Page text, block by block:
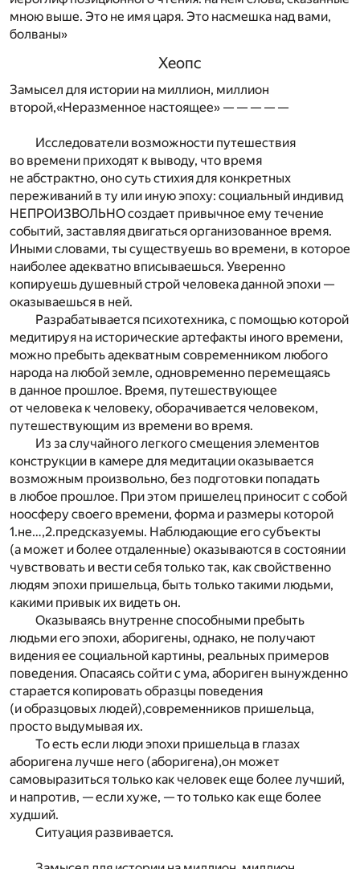
мною выше. Это не имя царя. Это насмешка над вами,
болваны»
Хеопс
Замысел для истории на миллион, миллион
второй,«Неразменное настоящее» — — — — —
Исследователи возможности путешествия
во времени приходят к выводу, что время
не абстрактно, оно суть стихия для конкретных
переживаний в ту или иную эпоху: социальный индивид
НЕПРОИЗВОЛЬНО создает привычное ему течение
событий, заставляя двигаться организованное время.
Иными словами, ты существуешь во времени, в которое
наиболее адекватно вписываешься. Уверенно
копируешь душевный строй человека данной эпохи —
оказываешься в ней.
Разрабатывается психотехника, с помощью которой
медитируя на исторические артефакты иного времени,
можно пребыть адекватным современником любого
народа на любой земле, одновременно перемещаясь
в данное прошлое. Время, путешествующее
от человека к человеку, оборачивается человеком,
путешествующим из времени во время.
Из за случайного легкого смещения элементов
конструкции в камере для медитации оказывается
возможным произвольно, без подготовки попадать
в любое прошлое. При этом пришелец приносит с собой
ноосферу своего времени, форма и размеры которой
1.не…,2.предсказуемы. Наблюдающие его субъекты
(а может и более отдаленные) оказываются в состоянии
чувствовать и вести себя только так, как свойственно
людям эпохи пришельца, быть только такими людьми,
какими привык их видеть он.
Оказываясь внутренне способными пребыть
людьми его эпохи, аборигены, однако, не получают
видения ее социальной картины, реальных примеров
поведения. Опасаясь сойти с ума, абориген вынужденно
старается копировать образцы поведения
(и образцовых людей),современников пришельца,
просто выдумывая их.
То есть если люди эпохи пришельца в глазах
аборигена лучше него (аборигена),он может
самовыразиться только как человек еще более лучший,
и напротив, — если хуже, — то только как еще более
худший.
Ситуация развивается.